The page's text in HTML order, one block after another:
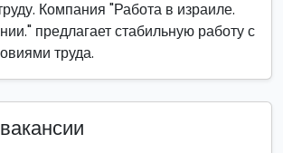
Компания "Работа в израиле.
предлагает стабильную работу с
труда.